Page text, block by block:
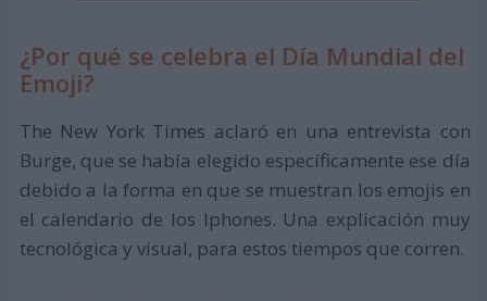
¿Por qué se celebra el Día Mundial del
Emoji?
The New York Times aclaró en una entrevista con
Burge, que se había elegido específicamente ese día
debido a la forma en que se muestran los emojis en
el calendario de los Iphones. Una explicación muy
tecnológica y visual, para estos tiempos que corren.